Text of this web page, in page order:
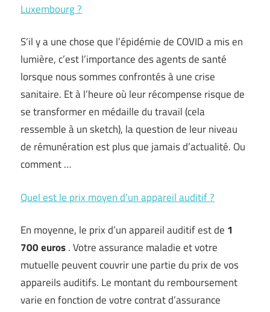
Luxembourg ?
S’il y a une chose que l’épidémie de COVID a mis en
lumière, c’est l’importance des agents de santé
lorsque nous sommes confrontés à une crise
sanitaire. Et à l’heure où leur récompense risque de
se transformer en médaille du travail (cela
ressemble à un sketch), la question de leur niveau
de rémunération est plus que jamais d’actualité. Ou
comment …
Quel est le prix moyen d’un appareil auditif ?
En moyenne, le prix d’un appareil auditif est de 1
700 euros. Votre assurance maladie et votre
mutuelle peuvent couvrir une partie du prix de vos
appareils auditifs. Le montant du remboursement
varie en fonction de votre contrat d’assurance